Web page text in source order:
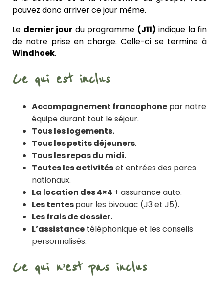
pouvez donc arriver ce jour même.
Le dernier jour du programme (J11) indique la fin
de notre prise en charge. Celle-ci se termine à
Windhoek.
Ce qui est inclus
Accompagnement francophone par notre
équipe durant tout le séjour.
Tous les logements.
Tous les petits déjeuners.
Tous les repas du midi.
Toutes les activitéset entrées des parcs
nationaux.
La location des 4×4 + assurance auto.
Les tentespour les bivouac (J3 et J5).
Les frais de dossier.
L’assistance téléphonique et les conseils
personnalisés.
Ce qui n’est pas inclus